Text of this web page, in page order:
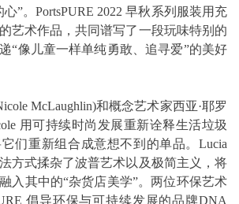
”。PortsPURE 2022 早秋系列服装用充
艺术作品，共同谱写了一段玩味特别的
“像儿童一样单纯勇敢、追寻爱”的美好
McLaughlin)和概念艺术家西亚·耶罗
用可持续时尚发展重新诠释生活垃圾
们重新组合成意想不到的单品。Lucia
方式揉杂了波普艺术以及极简主义，将
入其中的“杂货店美学”。两位环保艺术
倡导环保与可持续发展的品牌DNA